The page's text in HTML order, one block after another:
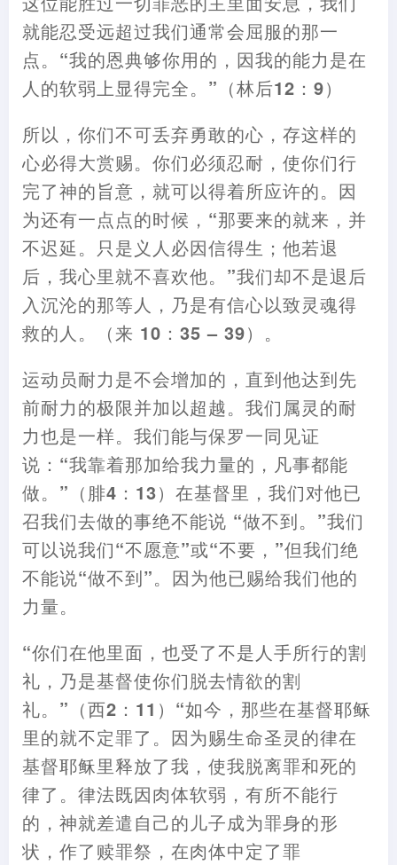
就能忍受远超过我们通常会屈服的那一
点。“我的恩典够你用的 ， 因我的能力是在
人的软弱上显得完全。” （林后12 ： 9）
所以 ， 你们不可丢弃勇敢的心 ， 存这样的
心必得大赏赐。你们必须忍耐 ， 使你们行
完了神的旨意 ， 就可以得着所应许的。因
为还有一点点的时候 ， “那要来的就来 ， 并
不迟延。只是义人必因信得生 ； 他若退
后 ， 我心里就不喜欢他。”我们却不是退后
入沉沦的那等人 ， 乃是有信心以致灵魂得
救的人。
（来 10 ： 35 – 39） 。
运动员耐力是不会增加的 ， 直到他达到先
前耐力的极限并加以超越。我们属灵的耐
力也是一样。我们能与保罗一同见证
说 ： “我靠着那加给我力量的 ， 凡事都能
做。” （ 腓4 ： 13） 在基督里 ， 我们对他已
召我们去做的事绝不能说 “做不到。”我们
可以说我们“不愿意”或“不要 ， ”但我们绝
不能说“做不到”。因为他已赐给我们他的
力量。
“你们在他里面 ， 也受了不是人手所行的割
礼 ， 乃是基督使你们脱去情欲的割
礼。” （西2 ： 11 ） “如今 ， 那些在基督耶稣
里的就不定罪了。因为赐生命圣灵的律在
基督耶稣里释放了我 ， 使我脱离罪和死的
律了。律法既因肉体软弱 ， 有所不能行
的 ， 神就差遣自己的儿子成为罪身的形
状 ， 作了赎罪祭 ， 在肉体中定了罪